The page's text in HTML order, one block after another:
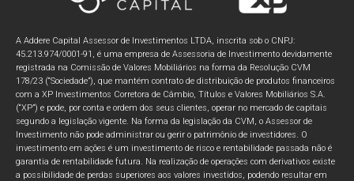
A Addere Capital Assessor de Investimentos LTDA, inscrita sob o CNPJ:
45.213.974/0001-91, é uma empresa de Assessoria de Investimento devidamente
registrada na Comissão de Valores Mobiliários na forma da Resolução CVM
178/23 (“Sociedade”), que mantém contrato de distribuição de produtos financeiros
com a XP Investimentos Corretora de Câmbio, Títulos e Valores Mobiliários S.A.
(“XP”) e pode, por conta e ordem dos seus clientes, operar no mercado de capitais
segundo a legislação vigente. Na forma da legislação da CVM, o Assessor de
Investimento não pode administrar ou gerir o patrimônio de investidores. O
investimento em ações é um investimento de risco e rentabilidade passada não é
garantia de rentabilidade futura. Na realização de operações com derivativos existe
a possibilidade de perdas superiores aos valores investidos, podendo resultar em